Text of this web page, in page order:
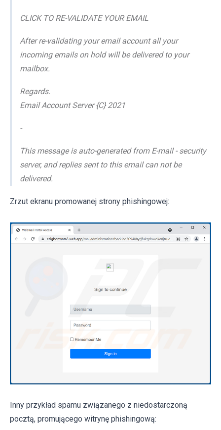
CLICK TO RE-VALIDATE YOUR EMAIL
After re-validating your email account all your
incoming emails on hold will be delivered to your
mailbox.
Regards.
Email Account Server {C} 2021
-
This message is auto-generated from E-mail - security
server, and replies sent to this email can not be
delivered.
Zrzut ekranu promowanej strony phishingowej:
Inny przykład spamu związanego z niedostarczoną
pocztą, promującego witrynę phishingową: